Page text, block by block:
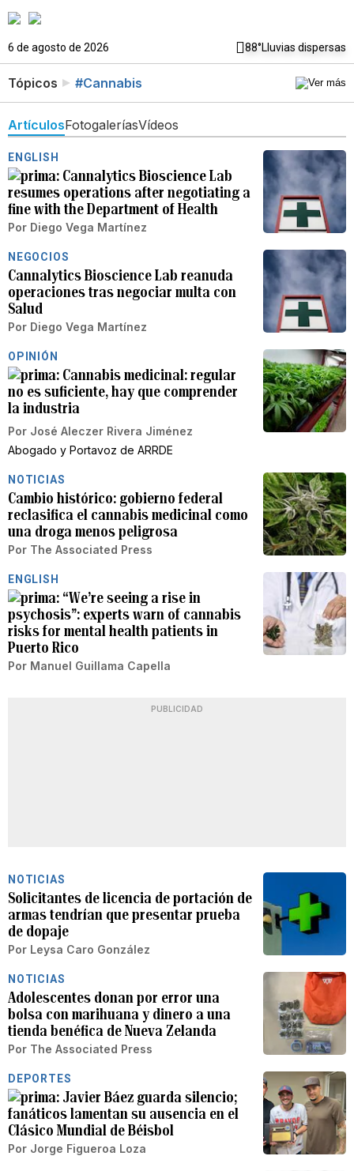
6 de agosto de 2026 88°Lluvias dispersas
Tópicos #Cannabis
ArtículosFotogaleríasVídeos
ENGLISH
Cannalytics Bioscience Lab
resumes operations after negotiating a
fine with the Department of Health
Por Diego Vega Martínez
NEGOCIOS
Cannalytics Bioscience Lab reanuda
operaciones tras negociar multa con
Salud
Por Diego Vega Martínez
OPINIÓN
Cannabis medicinal: regular
no es suficiente, hay que comprender
la industria
Por José Aleczer Rivera Jiménez
Abogado y Portavoz de ARRDE
NOTICIAS
Cambio histórico: gobierno federal
reclasifica el cannabis medicinal como
una droga menos peligrosa
Por The Associated Press
ENGLISH
“We’re seeing a rise in
psychosis”: experts warn of cannabis
risks for mental health patients in
Puerto Rico
Por Manuel Guillama Capella
PUBLICIDAD
NOTICIAS
Solicitantes de licencia de portación de
armas tendrían que presentar prueba
de dopaje
Por Leysa Caro González
NOTICIAS
Adolescentes donan por error una
bolsa con marihuana y dinero a una
tienda benéfica de Nueva Zelanda
Por The Associated Press
DEPORTES
Javier Báez guarda silencio;
fanáticos lamentan su ausencia en el
Clásico Mundial de Béisbol
Por Jorge Figueroa Loza